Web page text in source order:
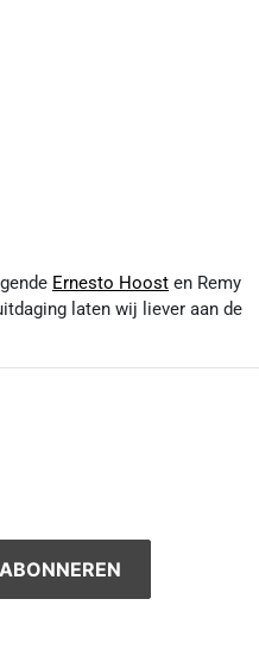
Ernesto Hoost en Remy
laten wij liever aan de